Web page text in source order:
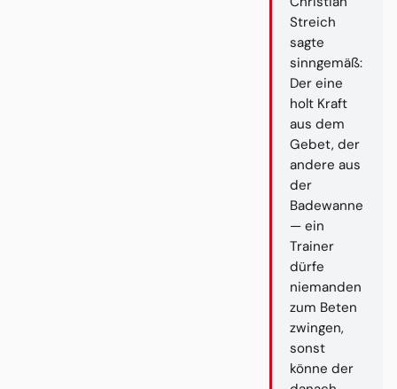
Streich
sagte
sinngemäß:
Der eine
holt Kraft
aus dem
Gebet, der
andere aus
der
Badewanne
— ein
Trainer
dürfe
niemanden
zum Beten
zwingen,
sonst
könne der